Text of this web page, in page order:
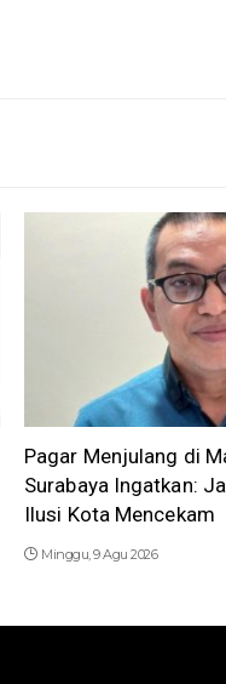
Pagar Menjulang di
Surabaya Ingatkan:
Ilusi Kota Mencekam
Minggu, 9 Agu 2026